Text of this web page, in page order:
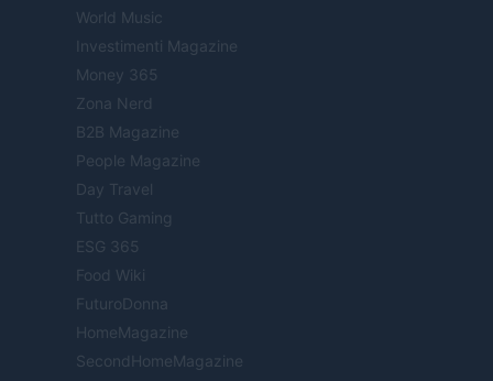
World Music
Investimenti Magazine
Money 365
Zona Nerd
B2B Magazine
People Magazine
Day Travel
Tutto Gaming
ESG 365
Food Wiki
FuturoDonna
HomeMagazine
SecondHomeMagazine